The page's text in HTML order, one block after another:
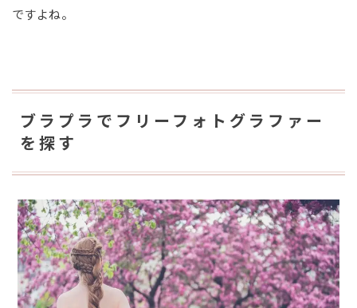
ですよね。
ブラプラでフリーフォトグラファー
を探す